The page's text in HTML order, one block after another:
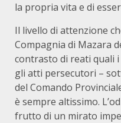
la propria vita e di
Il livello di attenzione
Compagnia di Mazara
contrasto di reati quali
gli atti persecutori –
del Comando
è sempre altissimo.
frutto di un mirato